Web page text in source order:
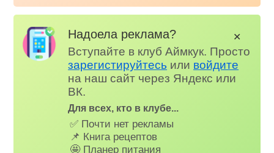
Надоела реклама?
Вступайте в клуб Аймкук. Просто
зарегистируйтесь или войдите
на наш сайт через Яндекс или
ВК.
Для всех, кто в клубе...
✅ Почти нет рекламы
📌 Книга рецептов
🤩 Планер питания
✕